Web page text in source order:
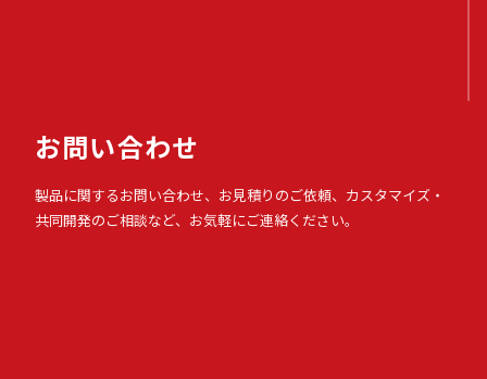
お問い合わせ
製品に関するお問い合わせ、お見積りのご依頼、カスタマイズ・
共同開発のご相談など、お気軽にご連絡ください。